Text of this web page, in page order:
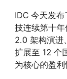
IDC 今天发
技连续第十
2.0 架构演进
扩展至 12 个
为核心的盈利